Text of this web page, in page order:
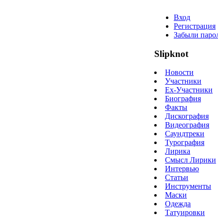
Вход
Регистрация
Забыли
Slipknot
Новости
Участники
Ex-Участники
Биография
Факты
Дискография
Видеография
Саундтреки
Турография
Лирика
Смысл Лирики
Интервью
Статьи
Инструменты
Маски
Одежда
Татуировки